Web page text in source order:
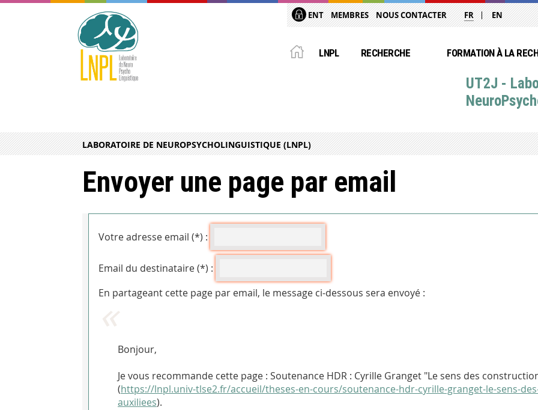
ENT MEMBRES NOUS CONTACTER FR EN
LNPL RECHERCHE FORMATION À LA
UT2J -
LABORATOIRE DE NEUROPSYCHOLINGUISTIQUE (LNPL)
Envoyer une page par email
Votre adresse email (*) :
Email du destinataire (*) :
En partageant cette page par email, le message ci-dessous sera envoyé :
Bonjour,
Je vous recommande cette page : Soutenance HDR : Cyrille Granget "Le sens des
(https://lnpl.univ-tlse2.fr/accueil/theses-en-cours/soutenance-hdr-cyrille-granget-le-sens-
auxiliees).